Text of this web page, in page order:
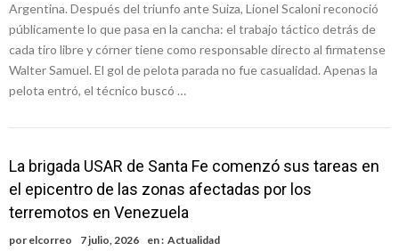
Argentina. Después del triunfo ante Suiza, Lionel Scaloni reconoció
públicamente lo que pasa en la cancha: el trabajo táctico detrás de
cada tiro libre y córner tiene como responsable directo al firmatense
Walter Samuel. El gol de pelota parada no fue casualidad. Apenas la
pelota entró, el técnico buscó …
La brigada USAR de Santa Fe comenzó sus tareas en
el epicentro de las zonas afectadas por los
terremotos en Venezuela
por elcorreo 7 julio, 2026 en : Actualidad